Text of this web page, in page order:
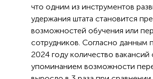
что одним из инструментов
удержания штата становится
возможностей обучения или
сотрудников. Согласно данным
2024 году количество вакансий
упоминанием возможности